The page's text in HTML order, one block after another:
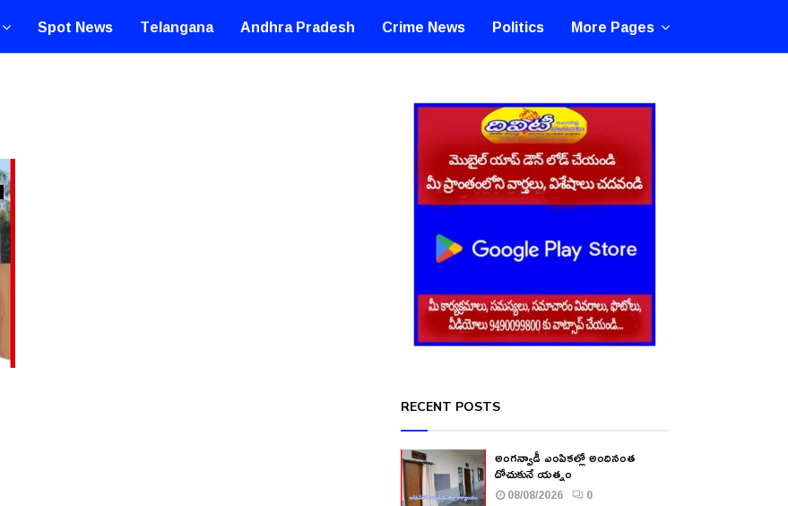
Spot News Telangana Andhra Pradesh Crime News Politics More Pages
RECENT POSTS
అంగన్వాడీ ఎంపికల్లో అందినంత
దోచుకునే యత్నం
08/08/2026 0